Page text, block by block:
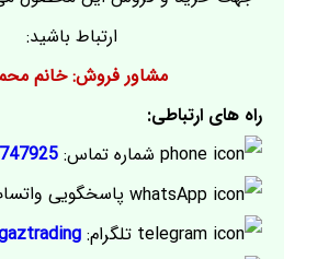
ارتباط باشید:
مشاور فروش: خانم
راه های ارتباطی:
شماره تماس:
پاسخگویی
تلگرام: